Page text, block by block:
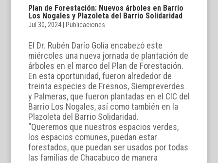
Plan de Forestación: Nuevos árboles en Barrio
Los Nogales y Plazoleta del Barrio Solidaridad
Jul 30, 2024| Publicaciones
El Dr. Rubén Darío Golía encabezó este
miércoles una nueva jornada de plantación de
árboles en el marco del Plan de Forestación.
En esta oportunidad, fueron alrededor de
treinta especies de Fresnos, Siempreverdes
y Palmeras, que fueron plantadas en el CIC del
Barrio Los Nogales, así como también en la
Plazoleta del Barrio Solidaridad.
“Queremos que nuestros espacios verdes,
los espacios comunes, puedan estar
forestados, que puedan ser usados por todas
las familias de Chacabuco de manera